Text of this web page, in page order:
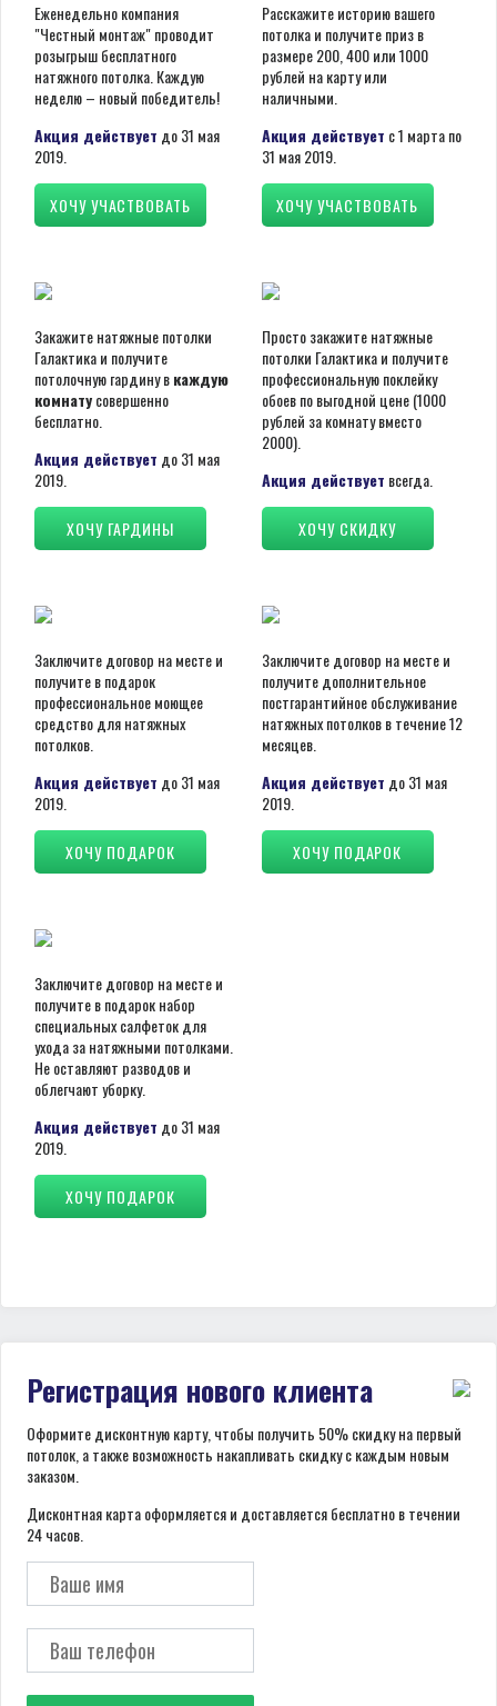
Еженедельно компания
"Честный монтаж" проводит
розыгрыш бесплатного
натяжного потолка. Каждую
неделю – новый победитель!
Акция действует до 31 мая
2019.
ХОЧУ УЧАСТВОВАТЬ
Расскажите историю вашего
потолка и получите приз в
размере 200, 400 или 1000
рублей на карту или
наличными.
Акция действует с 1 марта по
31 мая 2019.
ХОЧУ УЧАСТВОВАТЬ
Закажите натяжные потолки
Галактика и получите
потолочную гардину вкаждую
комнатусовершенно
бесплатно.
Акция действует до 31 мая
2019.
ХОЧУ ГАРДИНЫ
Просто закажите натяжные
потолки Галактика и получите
профессиональную поклейку
обоев по выгодной цене (1000
рублей за комнату вместо
2000).
Акция действует всегда.
ХОЧУ СКИДКУ
Заключите договор на месте и
получите в подарок
профессиональное моющее
средство для натяжных
потолков.
Акция действует до 31 мая
2019.
ХОЧУ ПОДАРОК
Заключите договор на месте и
получите дополнительное
постгарантийное обслуживание
натяжных потолков в течение 12
месяцев.
Акция действует до 31 мая
2019.
ХОЧУ ПОДАРОК
Заключите договор на месте и
получите в подарок набор
специальных салфеток для
ухода за натяжными потолками.
Не оставляют разводов и
облегчают уборку.
Акция действует до 31 мая
2019.
ХОЧУ ПОДАРОК
Регистрация нового клиента
Оформите дисконтную карту, чтобы получить 50% скидку на первый
потолок, а также возможность накапливать скидку с каждым новым
заказом.
Дисконтная карта оформляется и доставляется бесплатно в течении
24 часов.